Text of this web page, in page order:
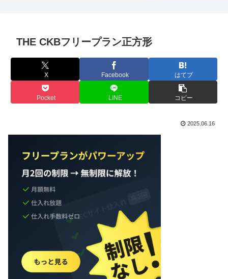
THE CKBフリープラン正方形
X Facebook はてブ
Pocket LINE コピー
2025.06.16